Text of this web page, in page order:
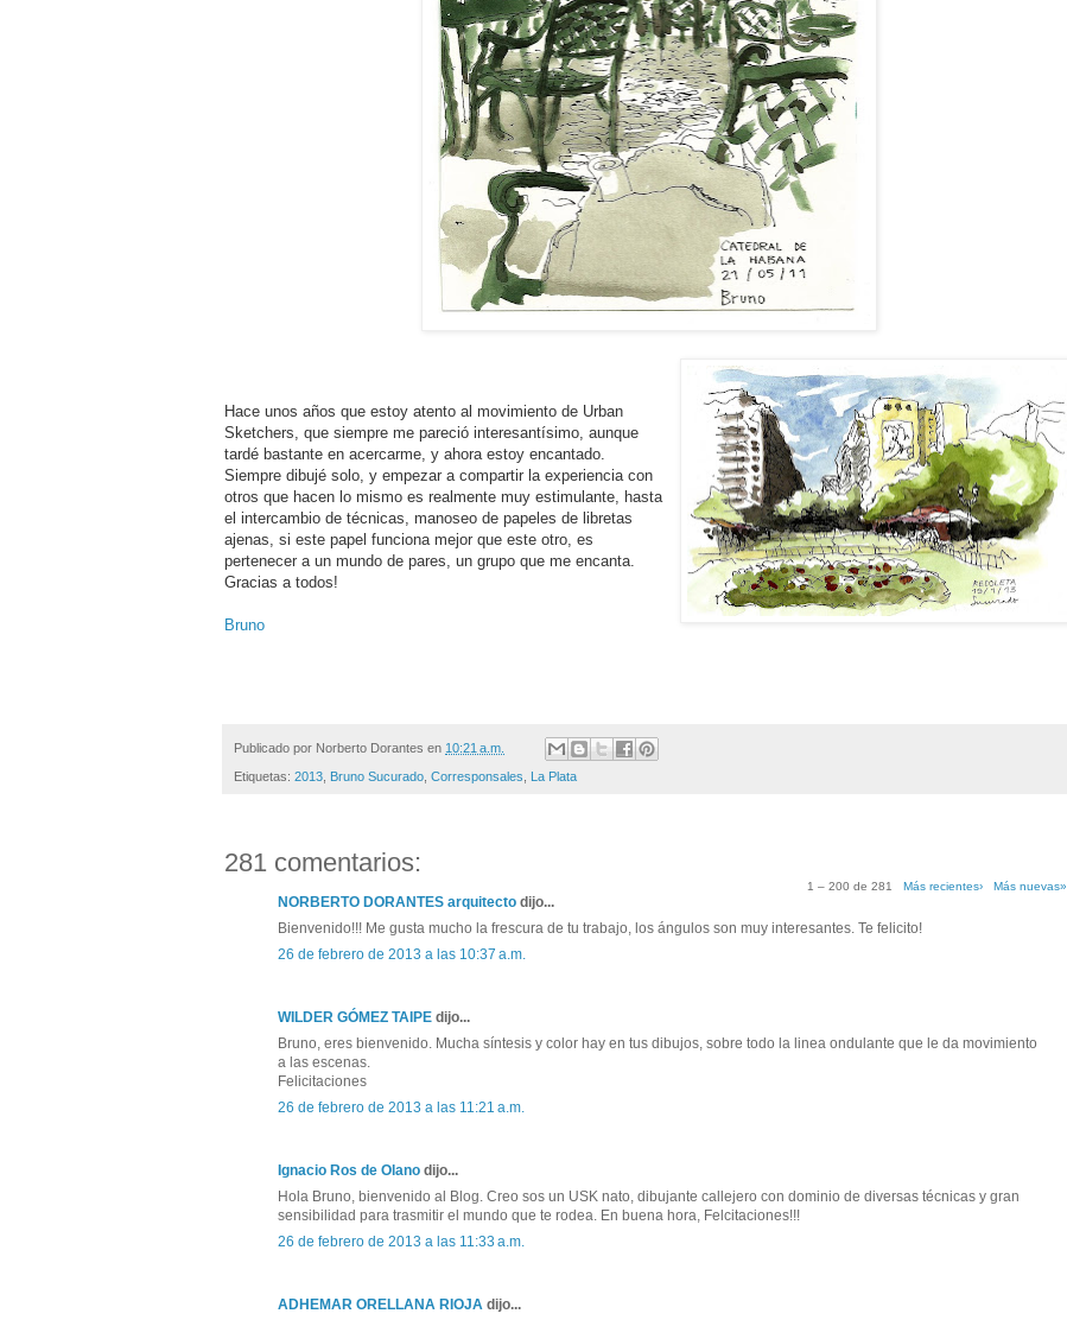
Hace unos años que estoy atento al movimiento de Urban
Sketchers, que siempre me pareció interesantísimo, aunque
tardé bastante en acercarme, y ahora estoy encantado.
Siempre dibujé solo, y empezar a compartir la experiencia con
otros que hacen lo mismo es realmente muy estimulante, hasta
el intercambio de técnicas, manoseo de papeles de libretas
ajenas, si este papel funciona mejor que este otro, es
pertenecer a un mundo de pares, un grupo que me encanta.
Gracias a todos!
Bruno
Publicado por Norberto Dorantes en 10:21 a.m.
Etiquetas: 2013 Bruno Sucurado Corresponsales La Plata
281 comentarios:
1 – 200 de 281 Más recientes› Más nuevas»
NORBERTO DORANTES arquitecto dijo...
Bienvenido!!! Me gusta mucho la frescura de tu trabajo, los ángulos son muy interesantes. Te felicito!
26 de febrero de 2013 a las 10:37 a.m.
WILDER GÓMEZ TAIPE dijo...
Bruno, eres bienvenido. Mucha síntesis y color hay en tus dibujos, sobre todo la linea ondulante que le da movimiento
a las escenas.
Felicitaciones
26 de febrero de 2013 a las 11:21 a.m.
Ignacio Ros de Olano dijo...
Hola Bruno, bienvenido al Blog. Creo sos un USK nato, dibujante callejero con dominio de diversas técnicas y gran
sensibilidad para trasmitir el mundo que te rodea. En buena hora, Felcitaciones!!!
26 de febrero de 2013 a las 11:33 a.m.
ADHEMAR ORELLANA RIOJA dijo...